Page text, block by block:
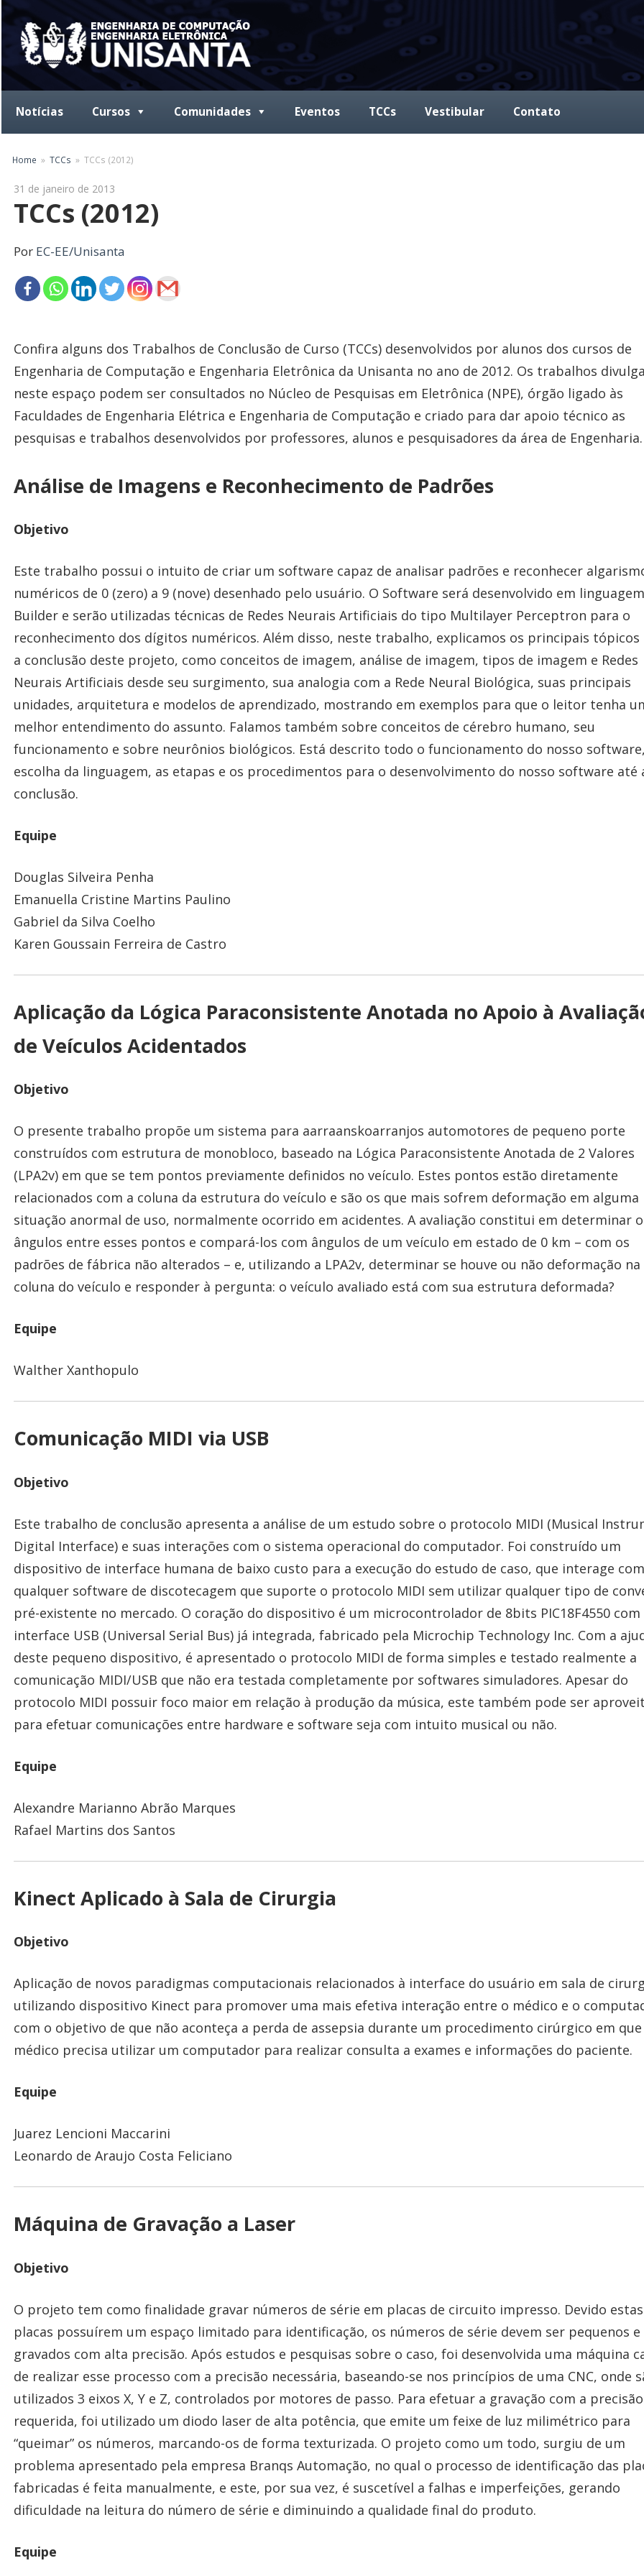
Skip
to
content
Notícias Cursos Comunidades Eventos TCCs Vestibular Contato
Home TCCs TCCs (2012)
31 de janeiro de 2013
TCCs (2012)
Por EC-EE/Unisanta
Confira alguns dos Trabalhos de Conclusão de Curso (TCCs) desenvolvidos por alunos dos cursos de
Engenharia de Computação e Engenharia Eletrônica da Unisanta no ano de 2012. Os trabalhos
neste espaço podem ser consultados no Núcleo de Pesquisas em Eletrônica (NPE), órgão ligado às
Faculdades de Engenharia Elétrica e Engenharia de Computação e criado para dar apoio técnico as
pesquisas e trabalhos desenvolvidos por professores, alunos e pesquisadores da área de Engenharia.
Análise de Imagens e Reconhecimento de Padrões
Objetivo
Este trabalho possui o intuito de criar um software capaz de analisar padrões e reconhecer
numéricos de 0 (zero) a 9 (nove) desenhado pelo usuário. O Software será desenvolvido em
Builder e serão utilizadas técnicas de Redes Neurais Artificiais do tipo Multilayer Perceptron para o
reconhecimento dos dígitos numéricos. Além disso, neste trabalho, explicamos os principais tópicos
a conclusão deste projeto, como conceitos de imagem, análise de imagem, tipos de imagem e Redes
Neurais Artificiais desde seu surgimento, sua analogia com a Rede Neural Biológica, suas principais
unidades, arquitetura e modelos de aprendizado, mostrando em exemplos para que o leitor tenha
melhor entendimento do assunto. Falamos também sobre conceitos de cérebro humano, seu
funcionamento e sobre neurônios biológicos. Está descrito todo o funcionamento do nosso
escolha da linguagem, as etapas e os procedimentos para o desenvolvimento do nosso software até
conclusão.
Equipe
Douglas Silveira Penha
Emanuella Cristine Martins Paulino
Gabriel da Silva Coelho
Karen Goussain Ferreira de Castro
Aplicação da Lógica Paraconsistente Anotada no Apoio à
de Veículos Acidentados
Objetivo
O presente trabalho propõe um sistema para aarraanskoarranjos automotores de pequeno porte
construídos com estrutura de monobloco, baseado na Lógica Paraconsistente Anotada de 2 Valores
(LPA2v) em que se tem pontos previamente definidos no veículo. Estes pontos estão diretamente
relacionados com a coluna da estrutura do veículo e são os que mais sofrem deformação em alguma
situação anormal de uso, normalmente ocorrido em acidentes. A avaliação constitui em determinar
ângulos entre esses pontos e compará-los com ângulos de um veículo em estado de 0 km – com os
padrões de fábrica não alterados – e, utilizando a LPA2v, determinar se houve ou não deformação na
coluna do veículo e responder à pergunta: o veículo avaliado está com sua estrutura deformada?
Equipe
Walther Xanthopulo
Comunicação MIDI via USB
Objetivo
Este trabalho de conclusão apresenta a análise de um estudo sobre o protocolo MIDI (Musical
Digital Interface) e suas interações com o sistema operacional do computador. Foi construído um
dispositivo de interface humana de baixo custo para a execução do estudo de caso, que interage com
qualquer software de discotecagem que suporte o protocolo MIDI sem utilizar qualquer tipo de
pré-existente no mercado. O coração do dispositivo é um microcontrolador de 8bits PIC18F4550 com
interface USB (Universal Serial Bus) já integrada, fabricado pela Microchip Technology Inc. Com a
deste pequeno dispositivo, é apresentado o protocolo MIDI de forma simples e testado realmente a
comunicação MIDI/USB que não era testada completamente por softwares simuladores. Apesar do
protocolo MIDI possuir foco maior em relação à produção da música, este também pode ser
para efetuar comunicações entre hardware e software seja com intuito musical ou não.
Equipe
Alexandre Marianno Abrão Marques
Rafael Martins dos Santos
Kinect Aplicado à Sala de Cirurgia
Objetivo
Aplicação de novos paradigmas computacionais relacionados à interface do usuário em sala de
utilizando dispositivo Kinect para promover uma mais efetiva interação entre o médico e o
com o objetivo de que não aconteça a perda de assepsia durante um procedimento cirúrgico em
médico precisa utilizar um computador para realizar consulta a exames e informações do paciente.
Equipe
Juarez Lencioni Maccarini
Leonardo de Araujo Costa Feliciano
Máquina de Gravação a Laser
Objetivo
O projeto tem como finalidade gravar números de série em placas de circuito impresso. Devido estas
placas possuírem um espaço limitado para identificação, os números de série devem ser pequenos e
gravados com alta precisão. Após estudos e pesquisas sobre o caso, foi desenvolvida uma máquina
de realizar esse processo com a precisão necessária, baseando-se nos princípios de uma CNC, onde
utilizados 3 eixos X, Y e Z, controlados por motores de passo. Para efetuar a gravação com a precisão
requerida, foi utilizado um diodo laser de alta potência, que emite um feixe de luz milimétrico para
“queimar” os números, marcando-os de forma texturizada. O projeto como um todo, surgiu de um
problema apresentado pela empresa Branqs Automação, no qual o processo de identificação das
fabricadas é feita manualmente, e este, por sua vez, é suscetível a falhas e imperfeições, gerando
dificuldade na leitura do número de série e diminuindo a qualidade final do produto.
Equipe